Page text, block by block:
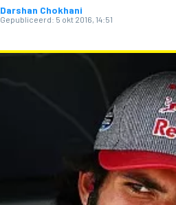
Darshan Chokhani
Gepubliceerd: 5 okt 2016, 14:51